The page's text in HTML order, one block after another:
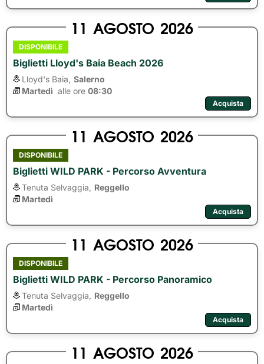
11 AGOSTO 2026
DISPONIBILE
Biglietti Lloyd's Baia Beach 2026
Lloyd's Baia, Salerno
Martedì alle ore 08:30
Acquista
11 AGOSTO 2026
DISPONIBILE
Biglietti WILD PARK - Percorso Avventura
Tenuta Selvaggia,
Reggello
Martedì
Acquista
11 AGOSTO 2026
DISPONIBILE
Biglietti WILD PARK - Percorso Panoramico
Tenuta Selvaggia,
Reggello
Martedì
Acquista
11 AGOSTO 2026